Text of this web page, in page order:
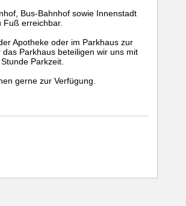
Bus-Bahnhof sowie Innenstadt
Fuß erreichbar.
Apotheke oder im Parkhaus zur
Parkhaus beteiligen wir uns mit
Parkzeit.
gerne zur Verfügung.